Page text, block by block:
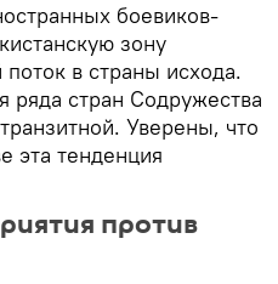
боевиков-
зону
в страны исхода.
ряда стран Содружества
Уверены, что
эта тенденция
против